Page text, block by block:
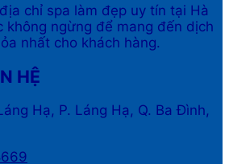
chỉ spa làm đẹp uy tín tại Hà
không ngừng để mang đến dịch
nhất cho khách hàng.
HỆ
Hạ, P. Láng Hạ, Q. Ba Đình,